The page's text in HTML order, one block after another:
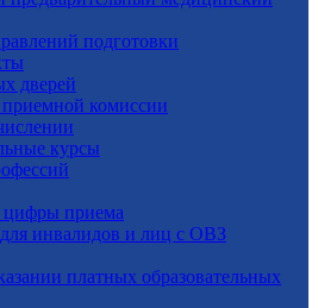
подготовки
дверей
комиссии
курсы
цифры приема
инвалидов и лиц с ОВЗ
платных образовательных